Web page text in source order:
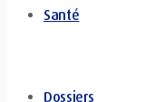
Santé
Dossiers